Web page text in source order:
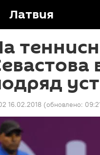
Латвия
16.02.2018 (обновлено: